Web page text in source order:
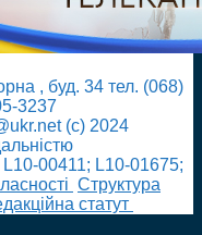
, буд. 34 тел. (068)
3237
(с) 2024
00411; L10-01675;
Cтруктура
статут